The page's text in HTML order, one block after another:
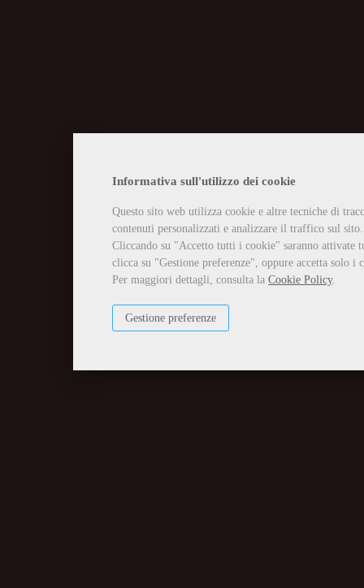
Informativa sull'utilizzo dei cookie
Questo sito web utilizza cookie e altre tecniche di
contenuti personalizzati e analizzare il traffico sul sito.
Cliccando su "Accetto tutti i cookie" saranno attivate
clicca su "Gestione preferenze", oppure accetta solo
Per maggiori dettagli, consulta la Cookie Policy.
Gestione preferenze
CHIUSURA
Vi informiamo che la casa
Tutti gli ordini ricevuti in tali
Per qualsiasi necessità